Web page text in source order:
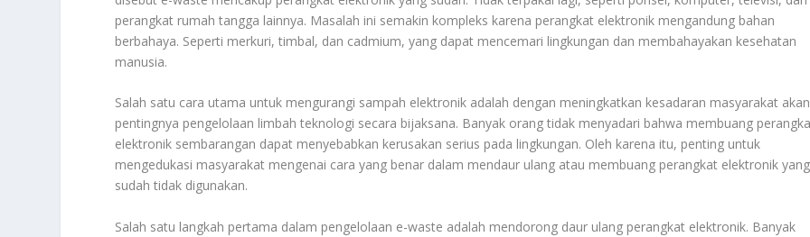
perangkat rumah tangga lainnya. Masalah ini semakin kompleks karena perangkat elektronik mengandung bahan
berbahaya. Seperti merkuri, timbal, dan cadmium, yang dapat mencemari lingkungan dan membahayakan kesehatan
manusia.
Salah satu cara utama untuk mengurangi sampah elektronik adalah dengan meningkatkan kesadaran masyarakat akan
pentingnya pengelolaan limbah teknologi secara bijaksana. Banyak orang tidak menyadari bahwa membuang
elektronik sembarangan dapat menyebabkan kerusakan serius pada lingkungan. Oleh karena itu, penting untuk
mengedukasi masyarakat mengenai cara yang benar dalam mendaur ulang atau membuang perangkat elektronik yang
sudah tidak digunakan.
Salah satu langkah pertama dalam pengelolaan e-waste adalah mendorong daur ulang perangkat elektronik. Banyak